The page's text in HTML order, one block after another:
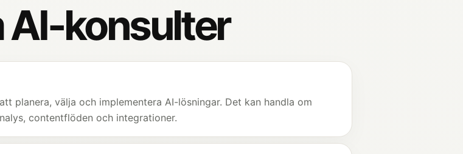
AI-konsulter
planera, välja och implementera AI-lösningar. Det kan handla om
contentflöden och integrationer.